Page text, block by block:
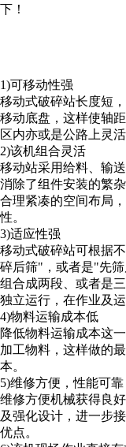
下！
1)可移动性强
移动式破碎站长度短
移动底盘，这样使轴
区内亦或是公路上灵活
2)该机组合灵活
移动站采用给料、输
消除了组件安装的繁
合理紧凑的空间布局
性。
3)适应性强
移动式破碎站可根据
碎后筛"，或者是"先
组合成两段、或者是
独立运行，在作业及
4)物料运输成本低
降低物料运输成本这
加工物料，这样做的
本。
5)维修方便，性能可靠
维修方便机械获得良
及强化设计，进一步
优点。